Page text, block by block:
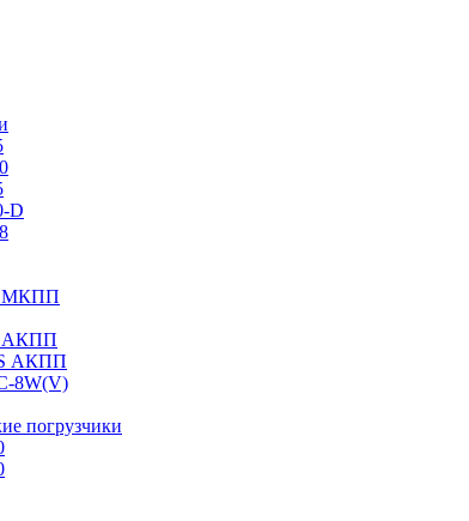
D
МКПП
АКПП
АКПП
8W(V)
погрузчики